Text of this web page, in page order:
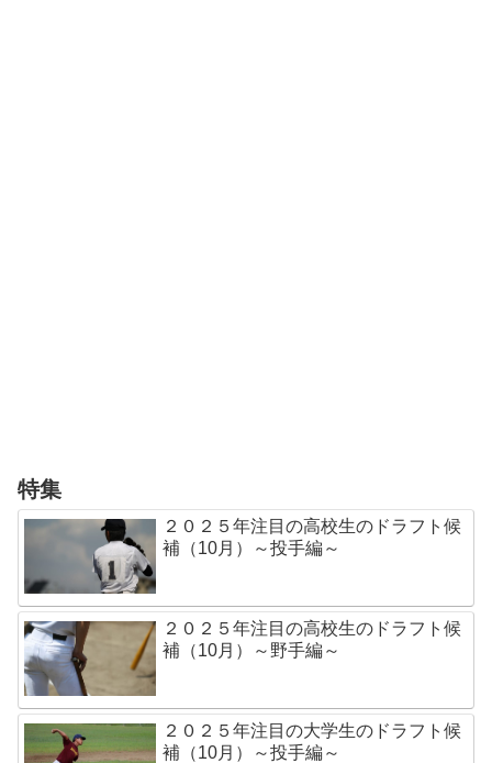
特集
２０２５年注目の高校生のドラフト候
補（10月）～投手編～
２０２５年注目の高校生のドラフト候
補（10月）～野手編～
２０２５年注目の大学生のドラフト候
補（10月）～投手編～